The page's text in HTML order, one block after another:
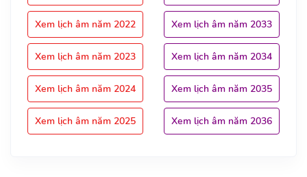
Xem lịch âm năm 2022
Xem lịch âm năm 2023
Xem lịch âm năm 2024
Xem lịch âm năm 2025
Xem lịch âm năm 2033
Xem lịch âm năm 2034
Xem lịch âm năm 2035
Xem lịch âm năm 2036